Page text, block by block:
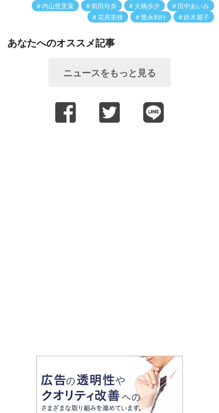
内山悠里菜 前田玲奈 大橋歩夕
田中あいみ
花房里枝
豊永利行 鈴木麗子
あなたへのオススメ記事
ニュースをもっと見る